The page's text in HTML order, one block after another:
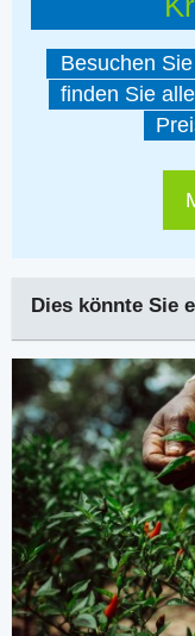
Besuchen
finden Sie
Dies könnte Sie